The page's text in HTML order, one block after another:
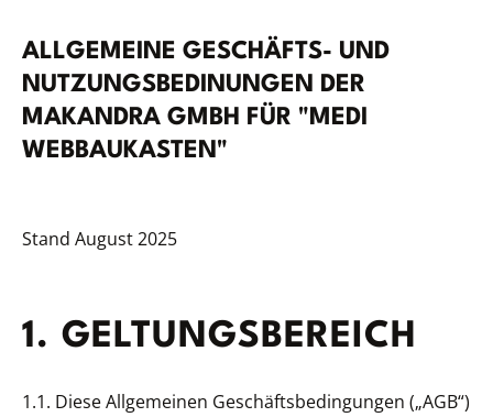
ALLGEMEINE GESCHÄFTS- UND
NUTZUNGSBEDINUNGEN DER
MAKANDRA GMBH FÜR "MEDI
WEBBAUKASTEN"
Stand August 2025
1. GELTUNGSBEREICH
1.1. Diese Allgemeinen Geschäftsbedingungen („AGB“)